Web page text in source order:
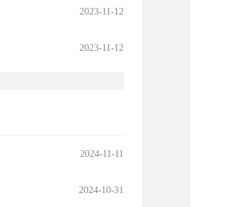
2023-11-12
2023-11-12
2024-11-11
2024-10-31